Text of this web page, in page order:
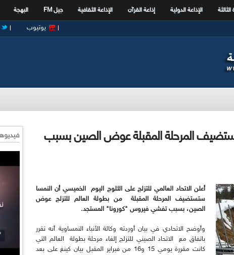
الثالثة الإذاعة الدولية إذاعة القرآن الإذاعة الثقافية جيل FM البهجة
يوتيوب
تستضيف المرحلة المقبلة عوض الصين بسبب
أعلن الاتحاد العالمي للتزلج على الثلوج اليوم الخميسي أن النمسا
ستستضيف المرحلة المقبلة من بطولة العالم للتزلج عوض
الصين، بسبب تفشي فيروس "كورونا" المستجد.
وأوضح الاتحادي في بيان أوردته وكالة الأنباء النمساوية أنه تقرر
باتفاق مع الاتحاد الصيني للتزلج إلغاء مرحلة بطولة العالم التي
كانت مقررة يومي 15 و16 من فبراير المقبل بيان كينغ على بعد